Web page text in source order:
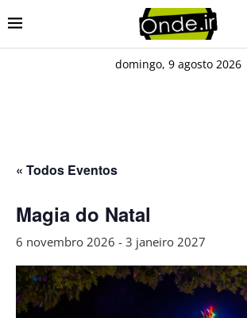
domingo, 9 agosto 2026
« Todos Eventos
Magia do Natal
6 novembro 2026 - 3 janeiro 2027